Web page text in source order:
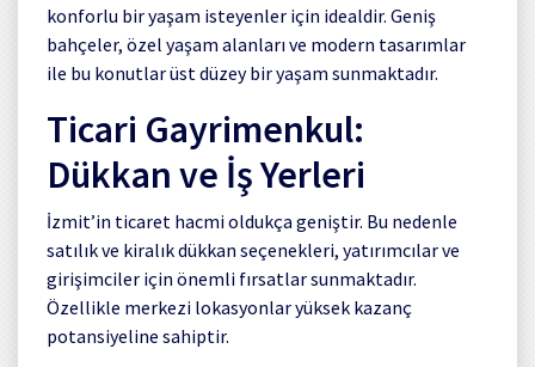
konforlu bir yaşam isteyenler için idealdir. Geniş
bahçeler, özel yaşam alanları ve modern tasarımlar
ile bu konutlar üst düzey bir yaşam sunmaktadır.
Ticari Gayrimenkul:
Dükkan ve İş Yerleri
İzmit’in ticaret hacmi oldukça geniştir. Bu nedenle
satılık ve kiralık dükkan seçenekleri, yatırımcılar ve
girişimciler için önemli fırsatlar sunmaktadır.
Özellikle merkezi lokasyonlar yüksek kazanç
potansiyeline sahiptir.